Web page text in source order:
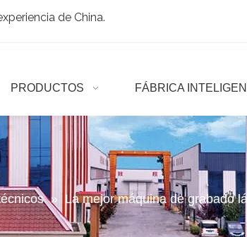
de China.
PRODUCTOS FÁBRICA
» La mejor máquina de grabado